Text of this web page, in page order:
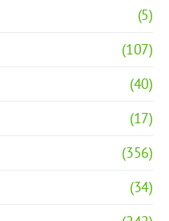
(5)
(107)
(40)
(17)
(356)
(34)